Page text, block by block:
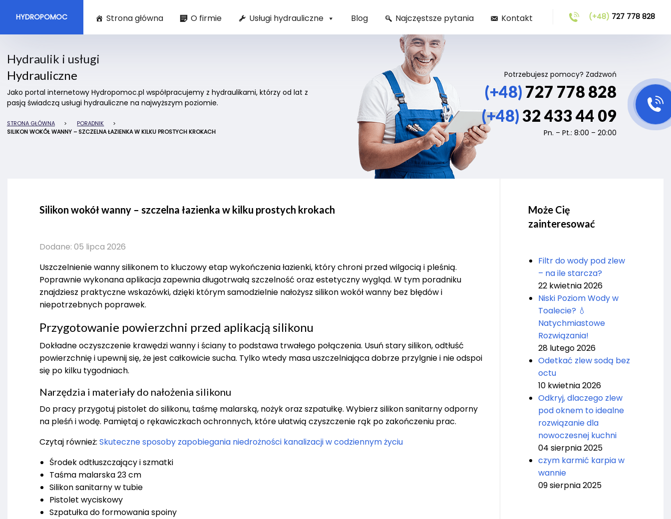
HYDROPOMOC (+48) 727 778 828
Strona główna O firmie Usługi hydrauliczne Blog Najczęstsze pytania Kontakt
Hydraulik i usługi
Hydrauliczne
Jako portal internetowy Hydropomoc.pl współpracujemy z hydraulikami, którzy od lat z
pasją świadczą usługi hydrauliczne na najwyższym poziomie.
STRONA GŁÓWNA > PORADNIK
>
SILIKON WOKÓŁ WANNY – SZCZELNA ŁAZIENKA W KILKU PROSTYCH KROKACH
Potrzebujesz pomocy? Zadzwoń
(+48) 727 778 828
(+48) 32 433 44 09
Pn. – Pt.: 8:00 – 20:00
Silikon wokół wanny – szczelna łazienka w kilku prostych krokach
Dodane: 05 lipca 2026
Uszczelnienie wanny silikonem to kluczowy etap wykończenia łazienki, który chroni przed wilgocią i pleśnią.
Poprawnie wykonana aplikacja zapewnia długotrwałą szczelność oraz estetyczny wygląd. W tym poradniku
znajdziesz praktyczne wskazówki, dzięki którym samodzielnie nałożysz silikon wokół wanny bez błędów i
niepotrzebnych poprawek.
Przygotowanie powierzchni przed aplikacją silikonu
Dokładne oczyszczenie krawędzi wanny i ściany to podstawa trwałego połączenia. Usuń stary silikon, odtłuść
powierzchnię i upewnij się, że jest całkowicie sucha. Tylko wtedy masa uszczelniająca dobrze przylgnie i nie odspoi
się po kilku tygodniach.
Narzędzia i materiały do nałożenia silikonu
Do pracy przygotuj pistolet do silikonu, taśmę malarską, nożyk oraz szpatułkę. Wybierz silikon sanitarny odporny
na pleśń i wodę. Pamiętaj o rękawiczkach ochronnych, które ułatwią czyszczenie rąk po zakończeniu prac.
Czytaj również: Skuteczne sposoby zapobiegania niedrożności kanalizacji w codziennym życiu
Środek odtłuszczający i szmatki
Taśma malarska 23 cm
Silikon sanitarny w tubie
Pistolet wyciskowy
Szpatułka do formowania spoiny
Może Cię
zainteresować
Filtr do wody pod zlew
– na ile starcza?
22 kwietnia 2026
Niski Poziom Wody w
Toalecie? 💧
Natychmiastowe
Rozwiązania!
28 lutego 2026
Odetkać zlew sodą bez
octu
10 kwietnia 2026
Odkryj, dlaczego zlew
pod oknem to idealne
rozwiązanie dla
nowoczesnej kuchni
04 sierpnia 2025
czym karmić karpia w
wannie
09 sierpnia 2025